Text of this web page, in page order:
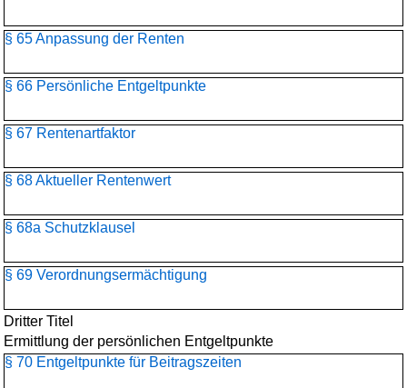
§ 65 Anpassung der Renten
§ 66 Persönliche Entgeltpunkte
§ 67 Rentenartfaktor
§ 68 Aktueller Rentenwert
§ 68a Schutzklausel
§ 69 Verordnungsermächtigung
Dritter Titel
Ermittlung der persönlichen Entgeltpunkte
§ 70 Entgeltpunkte für Beitragszeiten